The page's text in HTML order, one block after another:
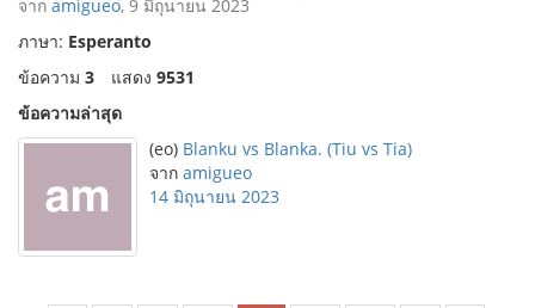
จาก amigueo, 9 มิถุนายน 2023
ภาษา: Esperanto
ข้อความ 3 แสดง 9531
ข้อความล่าสุด
(eo) Blanku vs Blanka. (Tiu vs Tia)
จาก amigueo
14 มิถุนายน 2023